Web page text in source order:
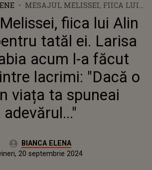
MESAJUL MELISSEI, FIICA LUI
ALIN OPREA, PENTRU TATĂL EI.
LARISA OPREA ABIA ACUM L-A
FĂCUT PUBLIC PRINTRE
LACRIMI: "DACĂ O DATA ÎN
VIAȚA TA SPUNEAI
fiica lui Alin
tatăl ei. Larisa
acum l-a făcut
lacrimi: "Dacă o
viața ta spuneai
adevărul..."
Autor:BIANCA ELENA
202420 septembrie 2024